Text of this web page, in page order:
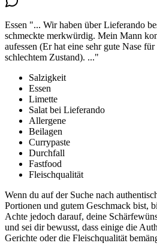
Essen "... Wir haben über Lieferando
schmeckte merkwürdig. Mein Mann
aufessen (Er hat eine sehr gute Nase
schlechtem Zustand). ..."
Salzigkeit
Essen
Limette
Salat bei Lieferando
Allergene
Beilagen
Currypaste
Durchfall
Fastfood
Fleischqualität
Wenn du auf der Suche nach
Portionen und gutem Geschmack bist,
Achte jedoch darauf, deine
und sei dir bewusst, dass einige die
Gerichte oder die Fleischqualität